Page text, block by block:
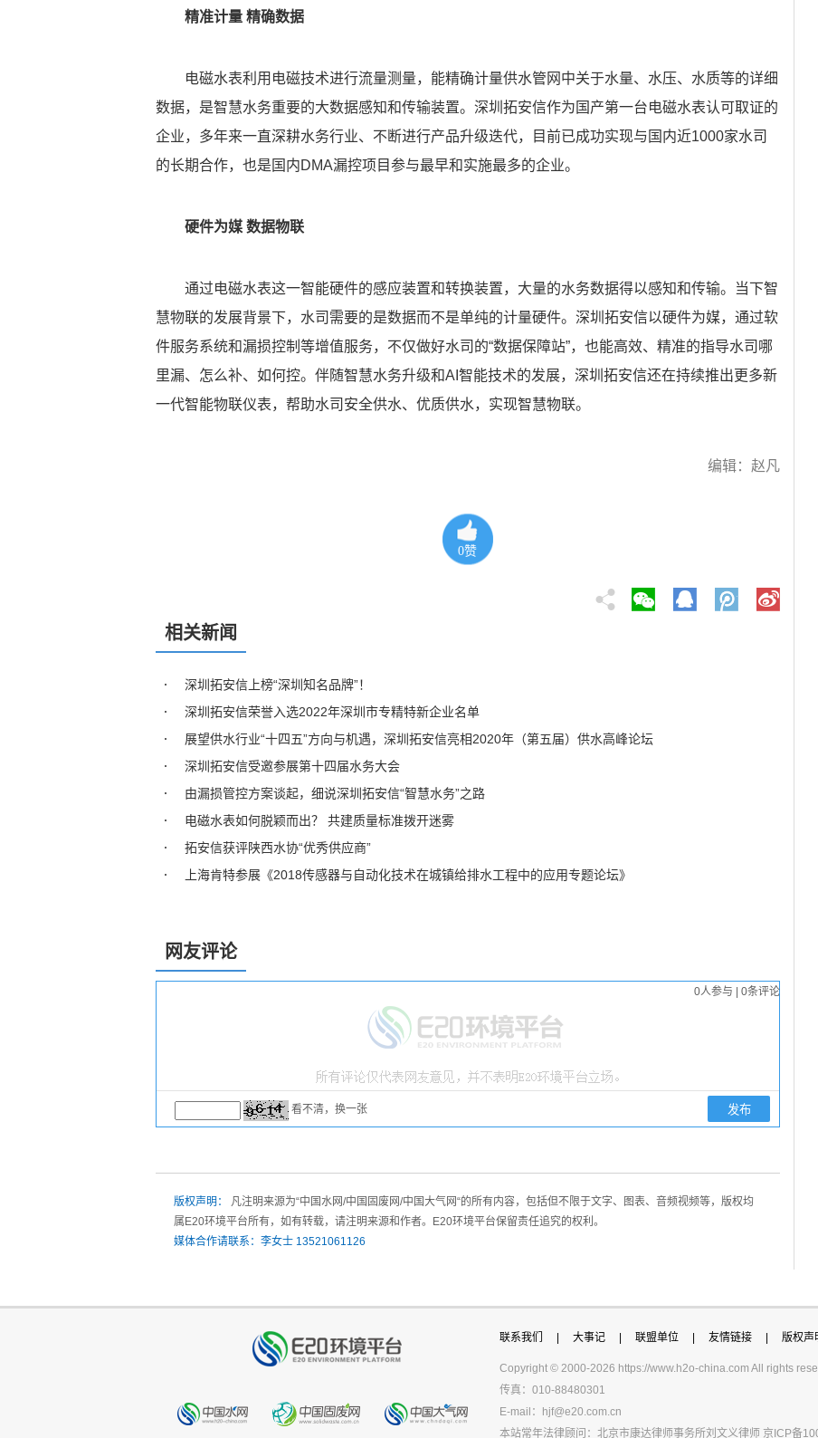
精准计量 精确数据
电磁水表利用电磁技术进行流量测量，能精确计量供水管网中关于水量、水压、水质等的详细
数据，是智慧水务重要的大数据感知和传输装置。深圳拓安信作为国产第一台电磁水表认可取证的
企业，多年来一直深耕水务行业、不断进行产品升级迭代，目前已成功实现与国内近1000家水司
的长期合作，也是国内DMA漏控项目参与最早和实施最多的企业。
硬件为媒 数据物联
通过电磁水表这一智能硬件的感应装置和转换装置，大量的水务数据得以感知和传输。当下智
慧物联的发展背景下，水司需要的是数据而不是单纯的计量硬件。深圳拓安信以硬件为媒，通过软
件服务系统和漏损控制等增值服务，不仅做好水司的“数据保障站”，也能高效、精准的指导水司哪
里漏、怎么补、如何控。伴随智慧水务升级和AI智能技术的发展，深圳拓安信还在持续推出更多新
一代智能物联仪表，帮助水司安全供水、优质供水，实现智慧物联。
编辑：赵凡
0赞
相关新闻
深圳拓安信上榜“深圳知名品牌”！
深圳拓安信荣誉入选2022年深圳市专精特新企业名单
展望供水行业“十四五”方向与机遇，深圳拓安信亮相2020年（第五届）供水高峰论坛
深圳拓安信受邀参展第十四届水务大会
由漏损管控方案谈起，细说深圳拓安信“智慧水务”之路
电磁水表如何脱颖而出？ 共建质量标准拨开迷雾
拓安信获评陕西水协“优秀供应商”
上海肯特参展《2018传感器与自动化技术在城镇给排水工程中的应用专题论坛》
网友评论
0人参与 0条评论
看不清，换一张
版权声明：
凡注明来源为“中国水网/中国固废网/中国大气网“的所有内容，包括但不限于文字、图表、音频视频等，版权均
属E20环境平台所有，如有转载，请注明来源和作者。E20环境平台保留责任追究的权利。
媒体合作请联系：李女士 13521061126
联系我们 大事记 联盟单位 友情链接 版权声
Copyright © 2000-2026 https://www.h2o-china.com All rights
传真：010-88480301
E-mail：
hjf@e20.com.cn
本站常年法律顾问：北京市康达律师事务所刘文义律师 京ICP备